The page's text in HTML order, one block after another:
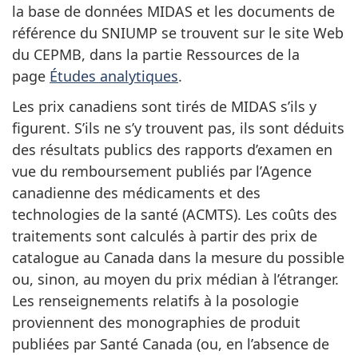
la base de données MIDAS et les documents de
référence du SNIUMP se trouvent sur le site Web
du CEPMB, dans la partie Ressources de la
page Études analytiques.
Les prix canadiens sont tirés de MIDAS s’ils y
figurent. S’ils ne s’y trouvent pas, ils sont déduits
des résultats publics des rapports d’examen en
vue du remboursement publiés par l’Agence
canadienne des médicaments et des
technologies de la santé (ACMTS). Les coûts des
traitements sont calculés à partir des prix de
catalogue au Canada dans la mesure du possible
ou, sinon, au moyen du prix médian à l’étranger.
Les renseignements relatifs à la posologie
proviennent des monographies de produit
publiées par Santé Canada (ou, en l’absence de